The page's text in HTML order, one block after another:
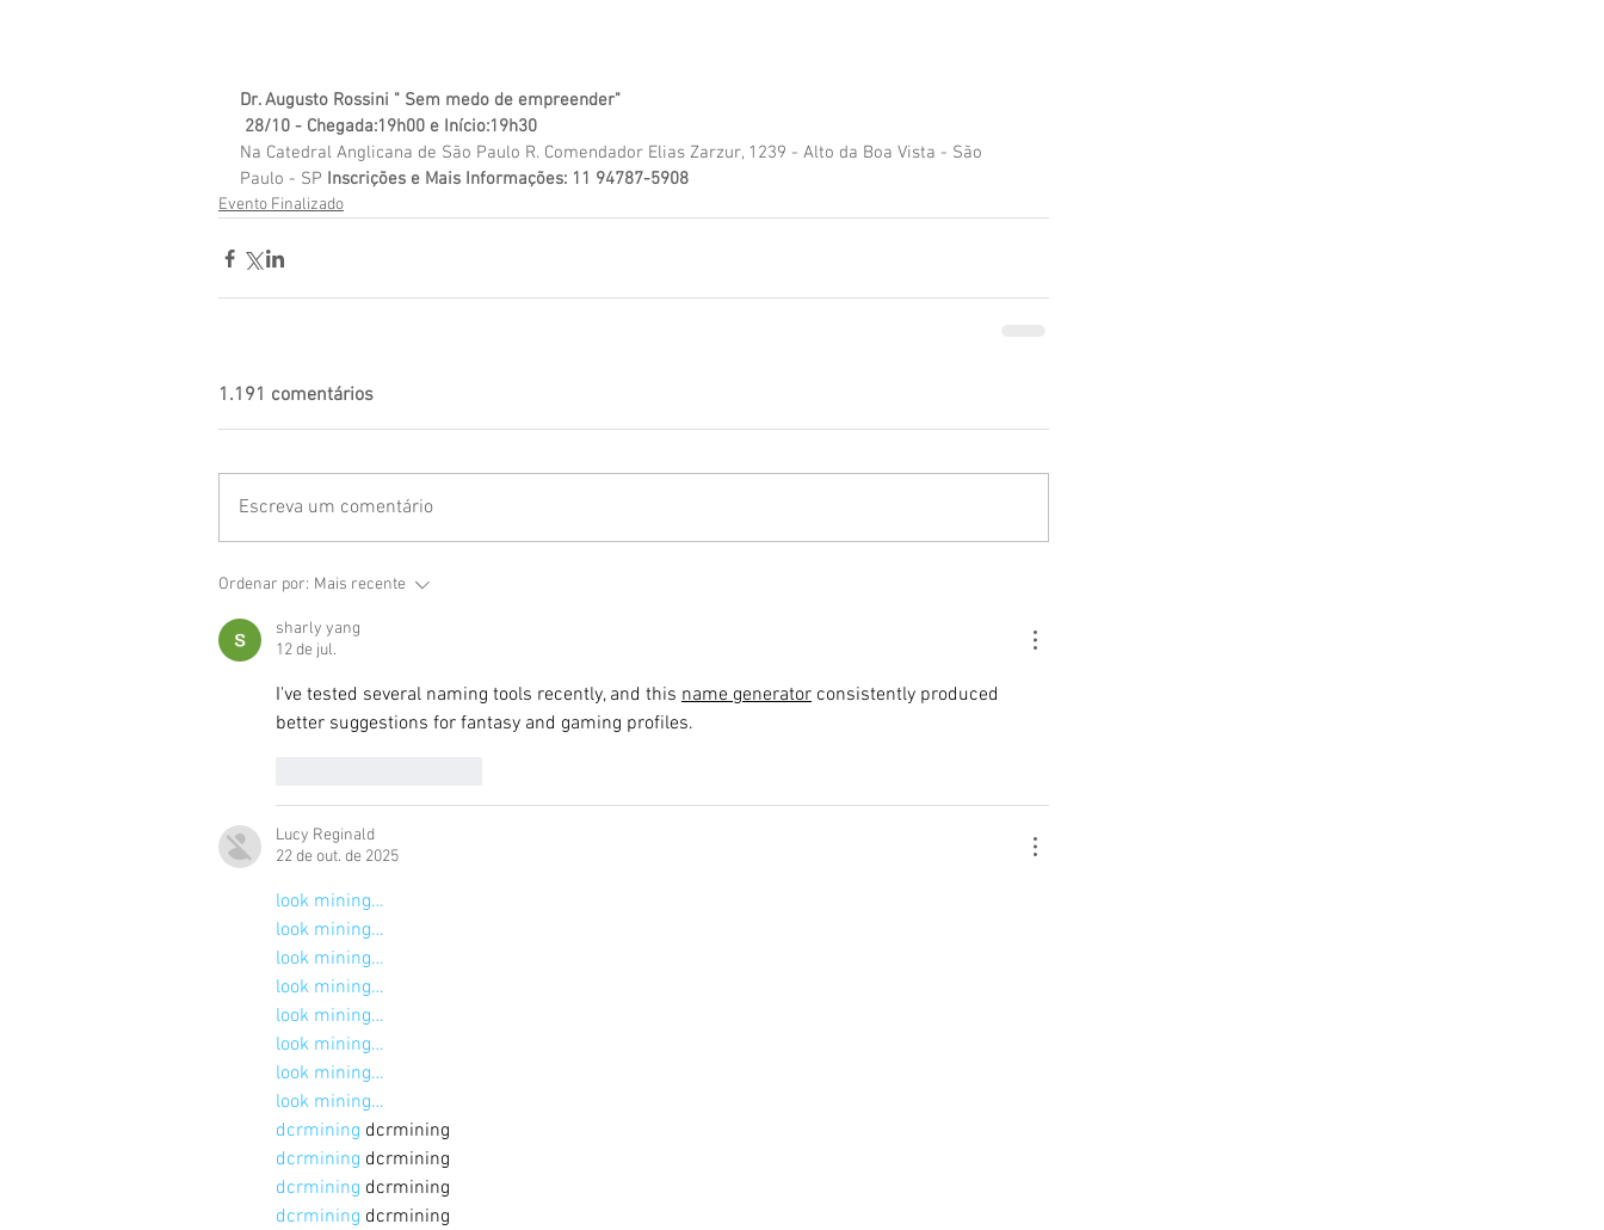
Dr. Augusto Rossini " Sem medo de empreender"
28/10 - Chegada:19h00 e Início:19h30
Na Catedral Anglicana de São Paulo R. Comendador Elias Zarzur, 1239 - Alto da Boa Vista - São
Paulo - SP Inscrições e Mais Informações: 11 94787-5908
Evento Finalizado
1.191 comentários
Escreva um comentário
Ordenar por: Mais recente
sharly yang
12 de jul.
I've tested several naming tools recently, and this name generator consistently produced
better suggestions for fantasy and gaming profiles.
Lucy Reginald
22 de out. de 2025
look mining…
look mining…
look mining…
look mining…
look mining…
look mining…
look mining…
look mining…
dcrmining dcrmining
dcrmining dcrmining
dcrmining dcrmining
dcrmining dcrmining